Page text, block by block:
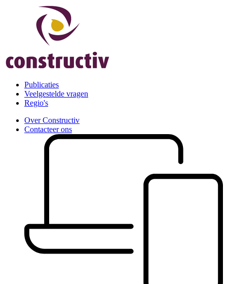
Publicaties
Veelgestelde vragen
Regio's
Over Constructiv
Contacteer ons